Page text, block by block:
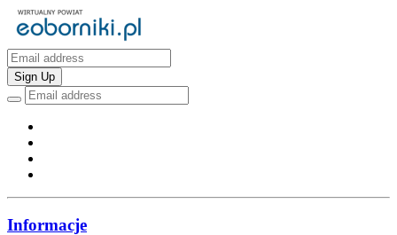
Sign Up
Informacje